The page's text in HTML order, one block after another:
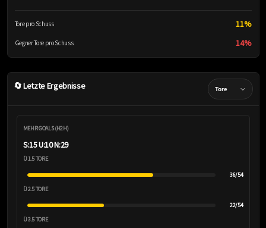
Tore pro Schuss 11%
Gegner Tore pro Schuss 14%
🔄 Letzte Ergebnisse
MEHR GOALS (H2H)
S:15 U:10 N:29
Ü 1.5 TORE
36/54
Ü 2.5 TORE
22/54
Ü 3.5 TORE